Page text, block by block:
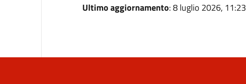
Ultimo aggiornamento: 8 luglio 2026, 11:23